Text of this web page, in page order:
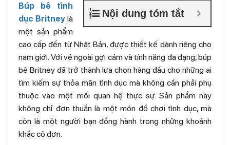
Nội dung tóm tắt
Búp bê tình
dục Britney là
một sản phẩm
cao cấp đến từ Nhật Bản, được thiết kế dành riêng cho
nam giới. Với vẻ ngoài gợi cảm và tính năng đa dạng, búp
bê Britney đã trở thành lựa chọn hàng đầu cho những ai
tìm kiếm sự thỏa mãn tình dục mà không cần phải phụ
thuộc vào một mối quan hệ thực sự. Sản phẩm này
không chỉ đơn thuần là một món đồ chơi tình dục, mà
còn là một người bạn đồng hành trong những khoảnh
khắc cô đơn.